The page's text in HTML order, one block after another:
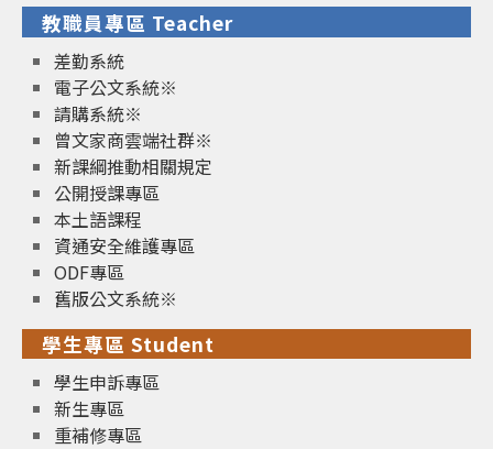
教職員專區 Teacher
差勤系統
電子公文系統※
請購系統※
曾文家商雲端社群※
新課綱推動相關規定
公開授課專區
本土語課程
資通安全維護專區
ODF專區
舊版公文系統※
學生專區 Student
學生申訴專區
新生專區
重補修專區